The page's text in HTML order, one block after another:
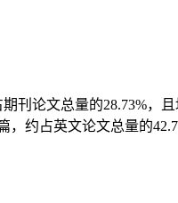
刊论文总量的28.73%，
约占英文论文总量的